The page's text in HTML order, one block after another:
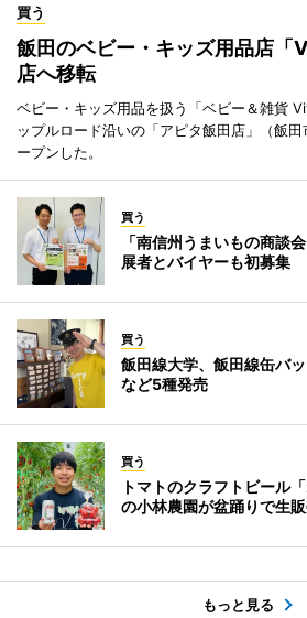
買う
飯田のベビー・キッズ用品店「
店へ移転
ベビー・キッズ用品を扱う「ベビー＆雑貨
ップルロード沿いの「アピタ飯田店」（飯
ープンした。
買う
「南信州うまいもの商談
展者とバイヤーも初募集
買う
飯田線大学、飯田線缶バ
など5種発売
買う
トマトのクラフトビール
の小林農園が盆踊りで生
もっと見る